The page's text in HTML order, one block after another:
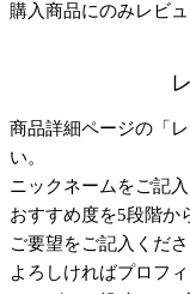
購入商品にのみレビ
商品詳細ページの「
い。
ニックネームをご記入
おすすめ度を5段階か
ご要望をご記入くださ
よろしければプロフ